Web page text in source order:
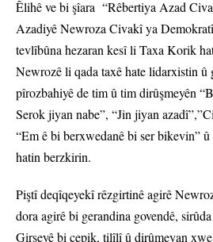
Êlihê ve bi şîara “Rêbertiya Azad
Azadiyê Newroza Civakî ya
tevlîbûna hezaran kesî li Taxa Korik
Newrozê li qada taxê hate lidarxistin
pîrozbahiyê de tim û tim dirûşmeyên
Serok jiyan nabe”, “Jin jiyan
“Em ê bi berxwedanê bi ser bikevin”
hatin berzkirin.
Piştî deqîqeyekî rêzgirtinê agirê
dora agirê bi gerandina govendê,
Girseyê bi çepik, tilîlî û dirûmeyan